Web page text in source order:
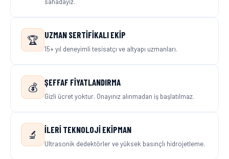
🏆 UZMAN SERTIFIKALI EKIP
15+ yıl deneyimli tesisatçı ve altyapı uzmanları.
💰 ŞEFFAF FIYATLANDIRMA
Gizli ücret yoktur. Onayınız alınmadan iş başlatılmaz.
🔬 İLERI TEKNOLOJI EKIPMAN
Ultrasonik dedektörler ve yüksek basınçlı hidrojetleme.